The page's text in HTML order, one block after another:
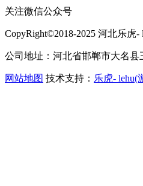
关注微信公众号
CopyRight©2018-2025 河北乐虎
公司地址：河北省邯郸市大名县
网站地图 技术支持： 乐虎- lehu(